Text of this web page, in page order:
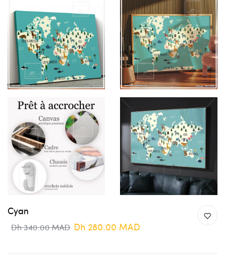
Cyan
Dh 340.00 MAD Dh 280.00 MAD